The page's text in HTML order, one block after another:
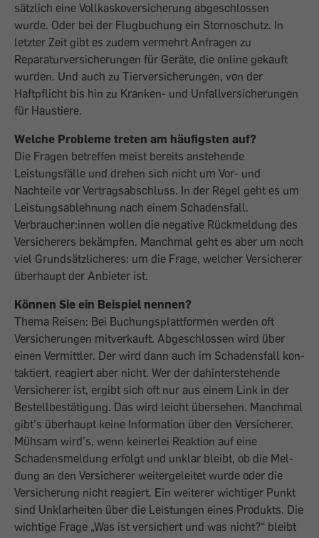
sätzlich eine Vollkaskoversicherung ab­geschlossen
wurde. Oder bei der Flugbuchung ein Stornoschutz. In
letzter Zeit gibt es zudem vermehrt Anfragen zu
Reparaturversicherungen für Geräte, die online gekauft
wurden. Und auch zu Tier­versicherungen, von der
Haftpflicht bis hin zu Kranken- und Unfallversicherungen
für Haustiere.
Welche Probleme treten am häufigsten auf?
Die Fragen betreffen meist bereits anste­hende
Leistungsfälle und drehen sich nicht um Vor- und
Nachteile vor Vertrags­abschluss. In der Regel geht es um
Leis­tungsablehnung nach einem Schadens­fall.
Verbraucher:innen wollen die nega­tive Rückmeldung des
Versicherers be­kämpfen. Manchmal geht es aber um noch
viel Grundsätzlicheres: um die Frage, welcher Versicherer
überhaupt der Anbieter ist.
Können Sie ein Beispiel nennen?
Thema Reisen: Bei Buchungsplattformen werden oft
Versicherungen mitverkauft. Abgeschlossen wird über
einen Vermittler. Der wird dann auch im Schadensfall kon­
taktiert, reagiert aber nicht. Wer der dahin­terstehende
Versicherer ist, ergibt sich oft nur aus einem Link in der
Bestellbestäti­gung. Das wird leicht übersehen. Manch­mal
gibt’s überhaupt keine Information über den Versicherer.
Mühsam wird’s, wenn keinerlei Reaktion auf eine
Schadensmel­dung erfolgt und unklar bleibt, ob die Mel­
dung an den Versicherer weitergeleitet wurde oder die
Versicherung nicht reagiert. Ein weiterer wichtiger Punkt
sind Unklar­heiten über die Leistungen eines Produkts. Die
wichtige Frage „Was ist versichert und was nicht?“ bleibt